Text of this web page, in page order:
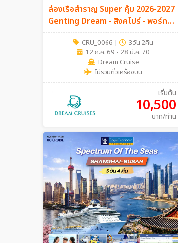
ล่องเรือสำราญ Super คุ้ม 2026-2027
Genting Dream - สิงคโปร์ - พอร์ท
คลัง (มาเลเซีย) - เดินทางวันอาทิตย์ 3วัน
CRU_0066 |
3วัน 2คืน
12 ก.ค. 69 - 28 มี.ค. 70
Dream Cruise
ไม่รวมตั๋วเครื่องบิน
เริ่มต้น
10,500
บาท/ท่าน